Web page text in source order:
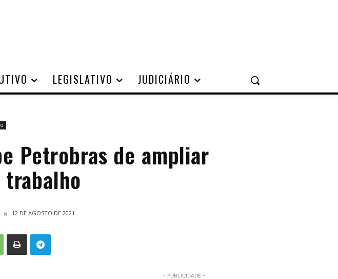
LEGISLATIVO JUDICIÁRIO
Petrobras de ampliar
trabalho
12 DE AGOSTO DE 2021
- PUBLICIDADE -